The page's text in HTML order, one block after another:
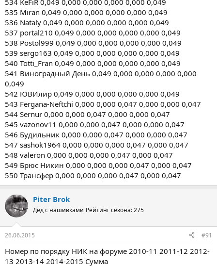
534 KeFiR 0,049 0,000 0,000 0,000 0,000 0,049
535 Miran 0,049 0,000 0,000 0,000 0,000 0,049
536 Nataly 0,049 0,000 0,000 0,000 0,000 0,049
537 portal210 0,049 0,000 0,000 0,000 0,000 0,049
538 Postol999 0,049 0,000 0,000 0,000 0,000 0,049
539 sergo163 0,049 0,000 0,000 0,000 0,000 0,049
540 Totti_Fran 0,049 0,000 0,000 0,000 0,000 0,049
541 Виноградный День 0,049 0,000 0,000 0,000 0,000
0,049
542 ЮВИлир 0,049 0,000 0,000 0,000 0,000 0,049
543 Fergana-Neftchi 0,000 0,000 0,047 0,000 0,000 0,047
544 Sernur 0,000 0,000 0,047 0,000 0,000 0,047
545 vazonov11 0,000 0,000 0,047 0,000 0,000 0,047
546 Будильник 0,000 0,000 0,047 0,000 0,000 0,047
547 sashok1964 0,000 0,000 0,000 0,047 0,000 0,047
548 valeron 0,000 0,000 0,000 0,047 0,000 0,047
549 Брюс Никин 0,000 0,000 0,000 0,047 0,000 0,047
550 Трансфер 0,000 0,000 0,000 0,047 0,000 0,047
Piter Brok
Дед с нашивками Рейтинг сезона: 275
26.06.2015 #91
Номер по порядку НИК на форуме 2010-11 2011-12 2012-
13 2013-14 2014-2015 Сумма